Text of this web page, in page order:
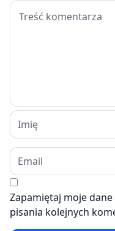
Zapamiętaj moje
pisania kolejnych